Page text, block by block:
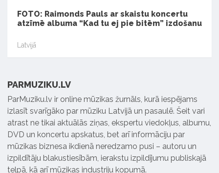
FOTO: Raimonds Pauls ar skaistu koncertu
atzīmē albuma “Kad tu ej pie bitēm” izdošanu
Latvijā
PARMUZIKU.LV
ParMuziku.lv ir online mūzikas žurnāls, kurā iespējams
izlasīt svarīgāko par mūziku Latvijā un pasaulē. Šeit vari
atrast ne tikai aktuālās ziņas, ekspertu viedokļus, albumu,
DVD un koncertu apskatus, bet arī informāciju par
mūzikas biznesa ikdienā neredzamo pusi – autoru un
izpildītāju blakustiesībām, ierakstu izpildījumu publiskajā
telpā, kā arī mūzikas industriju kopumā.